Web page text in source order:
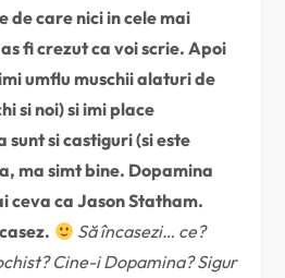
de care nici in cele mai
fi crezut ca voi scrie. Apoi
umflu muschii alaturi de
si noi) si imi place
si castiguri (si este
ma simt bine. Dopamina
ceva ca Jason Statham.
Să încasezi… ce?
Cine-i Dopamina? Sigur